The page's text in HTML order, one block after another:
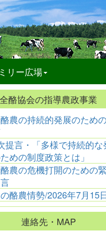
リー広場
酪農と文学
連載30
連載29
酪農と文
連載27
連載26
全酪協会の指導農政事業
農の持続的発展のため
提言・「多様で持続的な
めの制度政策とは」
農の危機打開のための緊
酪農情勢/2026年7月15
連絡先・MAP